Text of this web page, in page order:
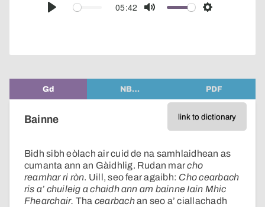
Play
05:42
Mute Settings
Gd NB… PDF
link to dictionary
Bainne
Bidh sibh eòlach air cuid de na samhlaidhean as
cumanta ann an Gàidhlig. Rudan marcho
reamhar ri ròn. Uill, seo fear agaibh: Cho cearbach
ris a’ chuileig a chaidh ann am bainne Iain Mhic
Fhearchair. Tha cearbachan seo a’ ciallachadh